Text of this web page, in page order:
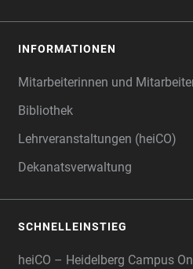
INFORMATIONEN
Mitarbeiterinnen und
Bibliothek
Lehrveranstaltungen (heiCO)
Dekanatsverwaltung
SCHNELLEINSTIEG
heiCO – Heidelberg Campus